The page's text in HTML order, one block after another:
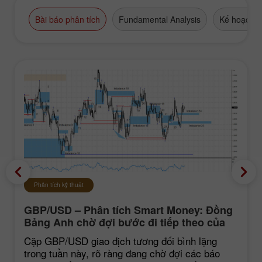
Bài báo phân tích Fundamental Analysis Kế hoạch
Phân tích kỹ thuật
GBP/USD – Phân tích Smart Money: Đồng
Bảng Anh chờ đợi bước đi tiếp theo của
thị trường
Cặp GBP/USD giao dịch tương đối bình lặng
trong tuần này, rõ ràng đang chờ đợi các báo